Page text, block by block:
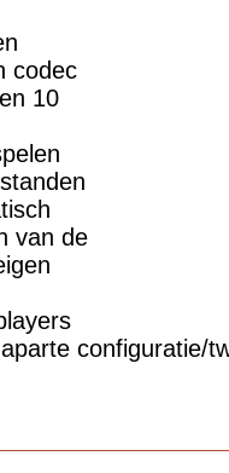
codec
10
van de
configuratie/